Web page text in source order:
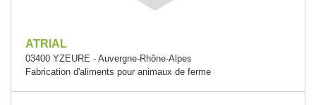
ATRIAL
03400 YZEURE - Auvergne-Rhône-Alpes
Fabrication d'aliments pour animaux de ferme